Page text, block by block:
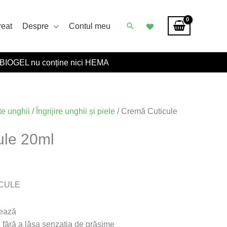
Despre Contul meu Caută
BIOGEL nu conține nici HEMA
unghii / Îngrijire unghii și piele / Cremă Cuticule
20ml
fără a lăsa senzația de grăsime